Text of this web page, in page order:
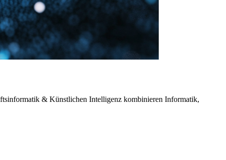
& Künstlichen Intelligenz kombinieren Informatik,